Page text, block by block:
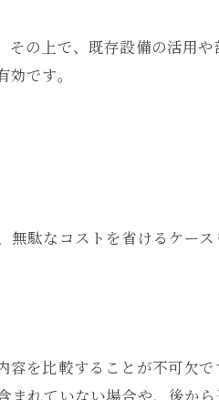
の上で、既存設備の活用
です。
駄なコストを省けるケー
を比較することが不可欠
れていない場合や、後か